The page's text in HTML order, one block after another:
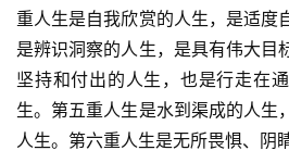
重人生是自我欣赏的人生，是适度
是辨识洞察的人生，是具有伟大目
坚持和付出的人生，也是行走在
生。第五重人生是水到渠成的人生
人生。第六重人生是无所畏惧、阴